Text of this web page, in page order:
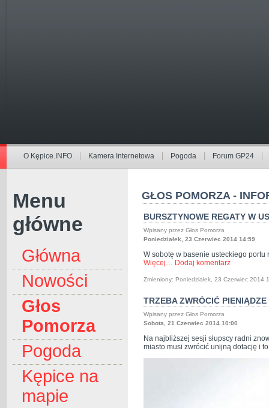
O Kępice.INFO Kamera Internetowa Pogoda Forum GP24
Menu
główne
Główna
Nowości
Głos
Pomorza
Pogoda
Kępice na
mapie
GŁOS POMORZA -
BURSZTYNOWE REGATY W
Wpisany przez Głos Pomorza
Poniedziałek, 23 Czerwiec 2014 14:59
W sobotę w basenie usteckiego
Więcej… Dodaj komentarz
Zmieniony: Poniedziałek, 23 Czerwiec 2014
TRZEBA ZWRÓCIĆ
Wpisany przez Głos Pomorza
Sobota, 21 Czerwiec 2014 10:00
Na najbliższej sesji słupscy radni
miasto musi zwrócić unijną dotację i